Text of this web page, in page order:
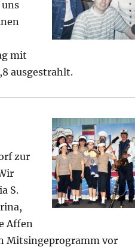
mit
ausgestrahlt.
zur
S.
Affen
Mitsingeprogramm vor